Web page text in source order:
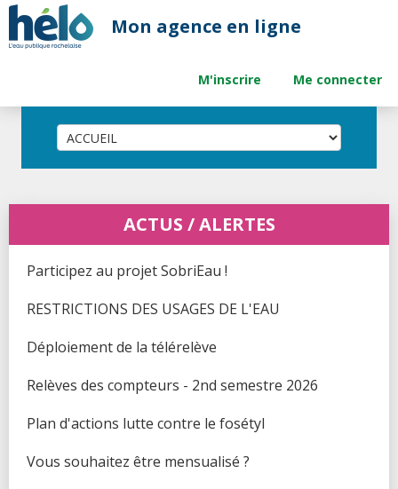
M'inscrire Me connecter
Participez au projet SobriEau ! (
RESTRICTIONS DES USAGES DE L'EAU (
Déploiement de la télérelève (
Relèves des compteurs - 2nd semestre 2026 (
Plan d'actions lutte contre le fosétyl (
Vous souhaitez être mensualisé ? (